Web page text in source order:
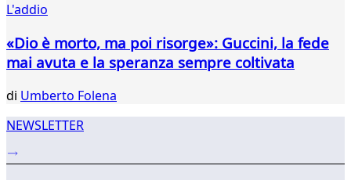
L'addio
«Dio è morto, ma poi risorge»: Guccini, la fede
mai avuta e la speranza sempre coltivata
di Umberto Folena
NEWSLETTER